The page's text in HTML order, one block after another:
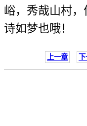
峪，秀哉山村
诗如梦也哦！
上一章